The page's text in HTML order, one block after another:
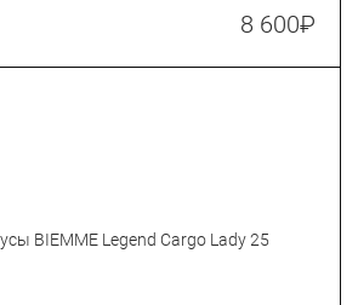
8 600₽